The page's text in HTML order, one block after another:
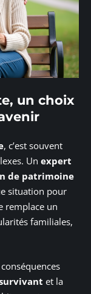
un choix
, c’est souvent
Un expert
de patrimoine
situation pour
remplace un
familiales,
et la